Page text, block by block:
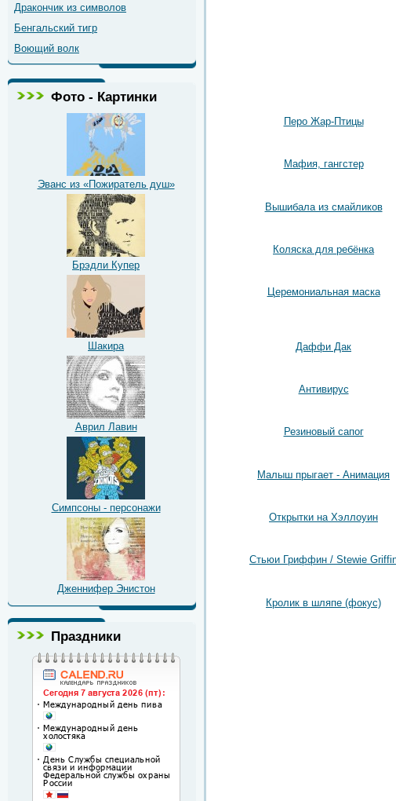
Дракончик из символов
Бенгальский тигр
Воющий волк
Фото - Картинки
Эванс из «Пожиратель душ»
Брэдли Купер
Шакира
Аврил Лавин
Симпсоны - персонажи
Дженнифер Энистон
Праздники
Перо Жар-Птицы
Мафия, гангстер
Вышибала из смайликов
Коляска для ребёнка
Церемониальная маска
Даффи Дак
Антивирус
Резиновый сапог
Малыш прыгает - Анимация
Открытки на Хэллоуин
Стьюи Гриффин / Stewie
Кролик в шляпе (фокус)